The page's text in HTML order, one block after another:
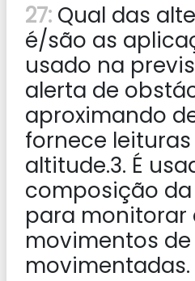
27: Qual das
é/são as
usado na
alerta de
aproximando
fornece
altitude.3. É
composição da
para monitorar
movimentos
movimentadas.